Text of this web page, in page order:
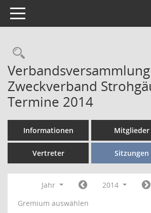
Toggle navigation
Verbandsversammlung
Zweckverband
Termine 2014
Informationen Mitglieder
Vertreter Sitzungen
Jahr
2014
Gremium auswählen